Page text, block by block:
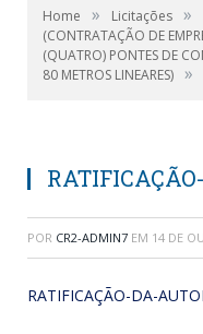
Home » Licitações »
(CONTRATAÇÃO DE
(QUATRO) PONTES DE
80 METROS LINEARES) »
POR CR2-ADMIN7 EM 14 DE
RATIFICAÇÃO-DA-